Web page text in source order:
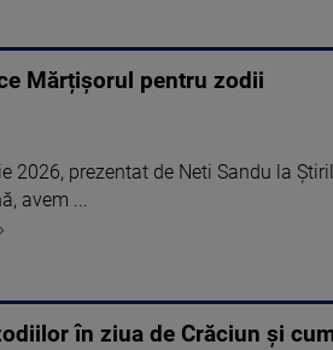
Mărțișorul pentru zodii
2026, prezentat de Neti Sandu la
avem ...
în ziua de Crăciun și